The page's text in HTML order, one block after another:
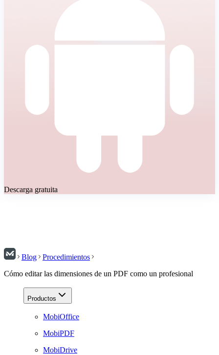
Descarga gratuita
Blog
Procedimientos
Cómo editar las dimensiones de un PDF como un profesional
Productos
MobiOffice
MobiPDF
MobiDrive